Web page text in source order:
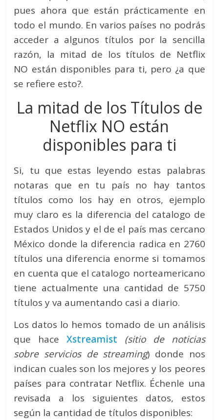
pues ahora que están prácticamente en
todo el mundo. En varios países no podrás
acceder a algunos títulos por la sencilla
razón, la mitad de los títulos de Netflix
NO están disponibles para ti, pero ¿a que
se refiere esto?.
La mitad de los Títulos de
Netflix NO están
disponibles para ti
Si, tu que estas leyendo estas palabras
notaras que en tu país no hay tantos
títulos como los hay en otros, ejemplo
muy claro es la diferencia del catalogo de
Estados Unidos y el de el país mas cercano
México donde la diferencia radica en 2760
títulos una diferencia enorme si tomamos
en cuenta que el catalogo norteamericano
tiene actualmente una cantidad de 5750
títulos y va aumentando casi a diario.
Los datos lo hemos tomado de un análisis
que haceXstreamist
(sitio de noticias
sobre servicios de streaming) donde nos
indican cuales son los mejores y los peores
países para contratar Netflix. Échenle una
revisada a los siguientes datos, estos
según la cantidad de títulos disponibles: